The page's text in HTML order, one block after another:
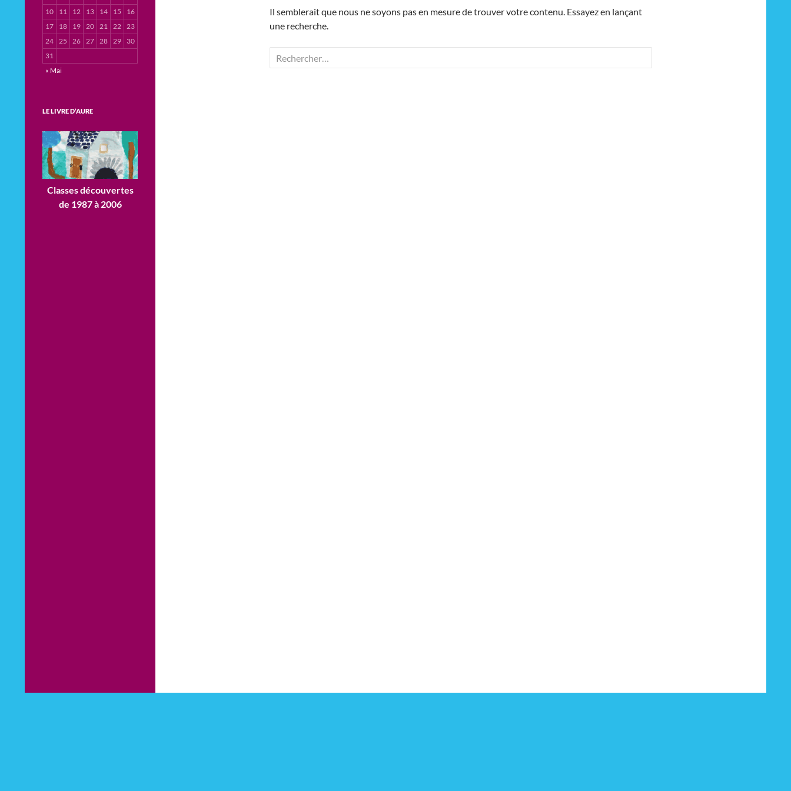
Il semblerait que nous ne soyons pas en mesure de trouver votre contenu. Essayez en lançant
une recherche.
Rechercher :
10
11 12 13 14 15
16
17
18 19 20 21 22 23
24 25 26 27 28 29
30
31
« Mai
LE LIVRE D’AURE
Classes découvertes
de 1987 à 2006